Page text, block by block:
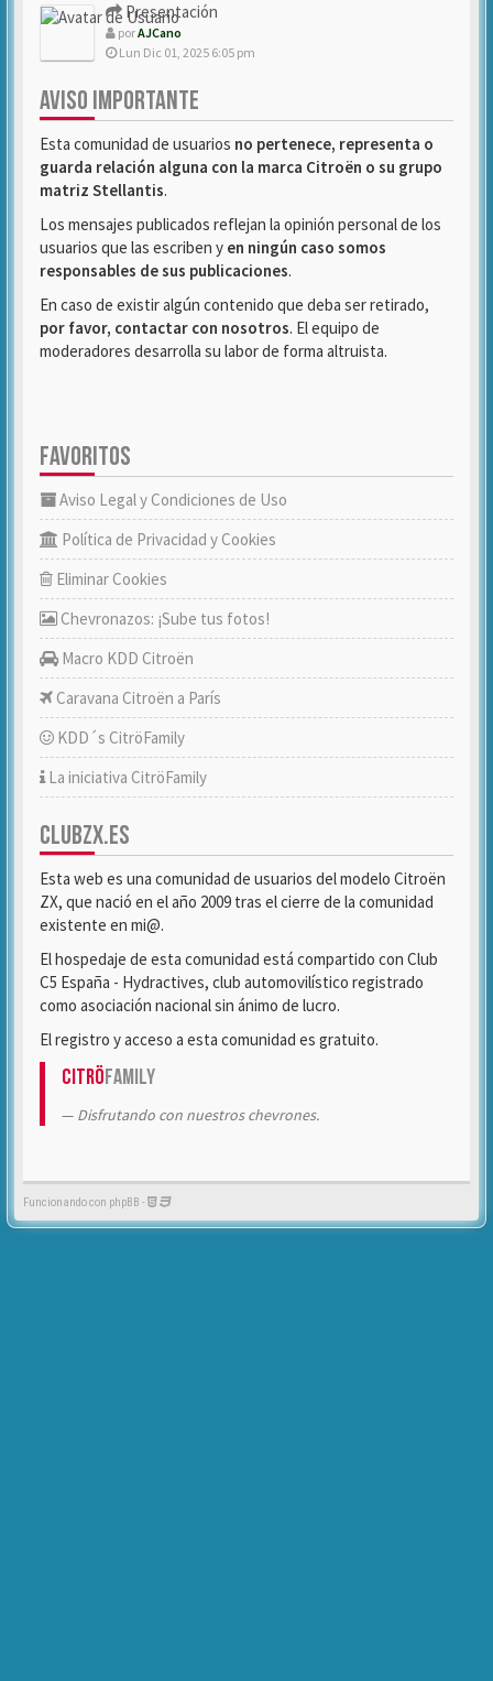
Presentación
porAJCano
Lun Dic 01, 2025 6:05 pm
AVISO IMPORTANTE
Esta comunidad de usuarios no pertenece, representa o
guarda relación alguna con la marca Citroën o su grupo
matriz Stellantis.
Los mensajes publicados reflejan la opinión personal de los
usuarios que las escriben y en ningún caso somos
responsables de sus publicaciones.
En caso de existir algún contenido que deba ser retirado,
por favor, contactar con nosotros. El equipo de
moderadores desarrolla su labor de forma altruista.
FAVORITOS
Aviso Legal y Condiciones de Uso
Política de Privacidad y Cookies
Eliminar Cookies
Chevronazos: ¡Sube tus fotos!
Macro KDD Citroën
Caravana Citroën a París
KDD´s CitröFamily
La iniciativa CitröFamily
CLUBZX.ES
Esta web es una comunidad de usuarios del modelo Citroën
ZX, que nació en el año 2009 tras el cierre de la comunidad
existente en mi@.
El hospedaje de esta comunidad está compartido con Club
C5 España - Hydractives, club automovilístico registrado
como asociación nacional sin ánimo de lucro.
El registro y acceso a esta comunidad es gratuito.
CitröFamily
Disfrutando con nuestros chevrones.
Funcionando con phpBB -